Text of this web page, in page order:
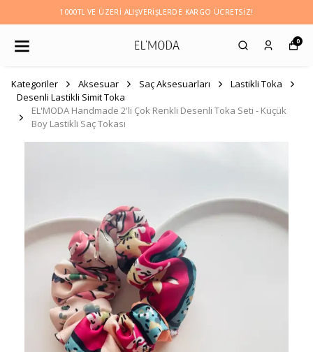
1000TL VE ÜZERI ALIŞVERIŞLERDE KARGO ÜCRETSİZ!
0
Kategoriler Aksesuar Saç Aksesuarları
Lastikli Toka
Desenli Lastikli Simit Toka
EL'MODA Handmade 2'li Çok Renkli Desenli Toka Seti - Küçük
Boy Lastikli Saç Tokası